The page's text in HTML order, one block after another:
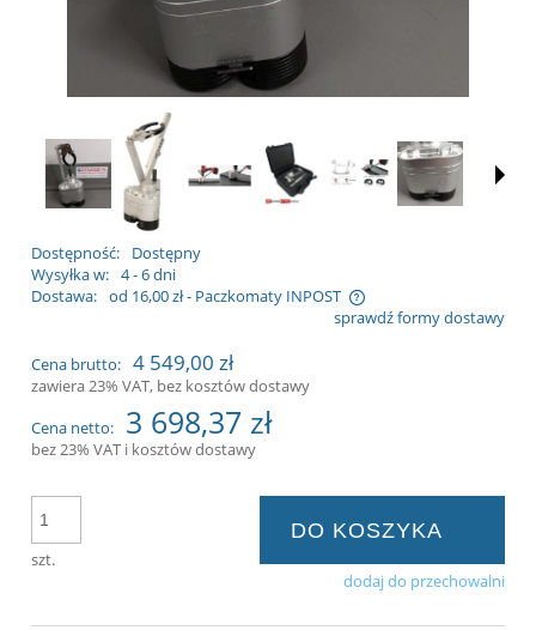
Dostępność:
Dostępny
Wysyłka w: 4 - 6 dni
Dostawa: od 16,00 zł- Paczkomaty INPOST
płatności
sprawdź formy dostawy
Cena brutto: 4 549,00 zł
zawiera 23% VAT, bez kosztów dostawy
Cena netto:
3 698,37 zł
bez 23% VAT i kosztów dostawy
szt.
DO KOSZYKA
dodaj do przechowalni